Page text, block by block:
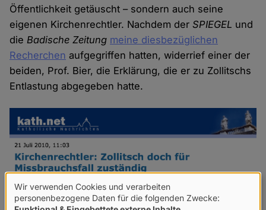
Öffentlichkeit getäuscht – sondern auch seine
eigenen Kirchenrechtler. Nachdem derSPIEGEL und
die Badische Zeitung meine diesbezüglichen
Recherchen aufgegriffen hatten, widerrief einer der
beiden, Prof. Bier, die Erklärung, die er zu Zollitschs
Entlastung abgegeben hatte.
Verwendung
Wir verwenden Cookies und verarbeiten
personenbezogene Daten für die folgenden Zwecke: